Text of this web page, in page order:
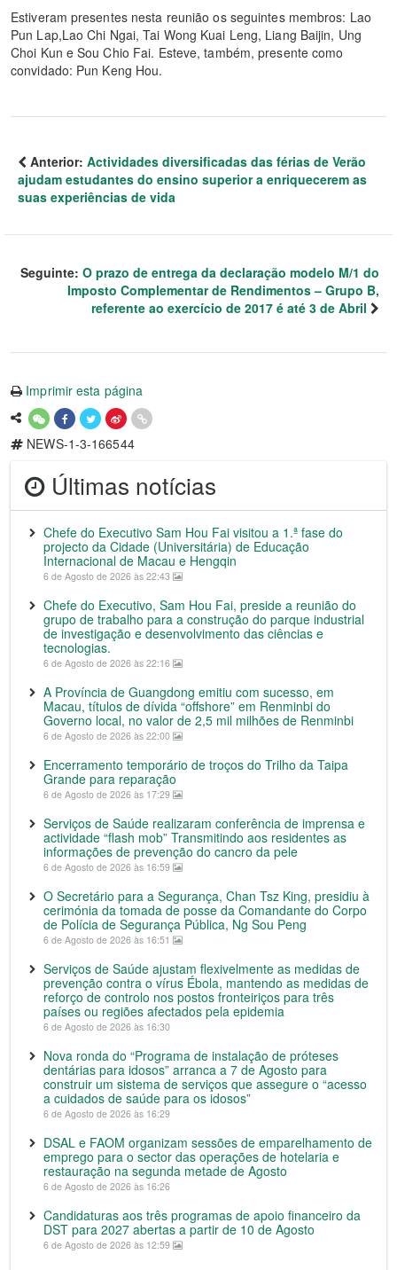
Estiveram presentes nesta reunião os seguintes membros: Lao
Pun Lap,Lao Chi Ngai, Tai Wong Kuai Leng, Liang Baijin, Ung
Choi Kun e Sou Chio Fai. Esteve, também, presente como
convidado: Pun Keng Hou.
Anterior: Actividades diversificadas das férias de Verão
ajudam estudantes do ensino superior a enriquecerem as
suas experiências de vida
Seguinte: O prazo de entrega da declaração modelo M/1 do
Imposto Complementar de Rendimentos – Grupo B,
referente ao exercício de 2017 é até 3 de Abril
Imprimir esta página
NEWS-1-3-166544
Últimas notícias
Chefe do Executivo Sam Hou Fai visitou a 1.ª fase do
projecto da Cidade (Universitária) de Educação
Internacional de Macau e Hengqin
6 de Agosto de 2026 às 22:43
Chefe do Executivo, Sam Hou Fai, preside a reunião do
grupo de trabalho para a construção do parque industrial
de investigação e desenvolvimento das ciências e
tecnologias.
6 de Agosto de 2026 às 22:16
A Província de Guangdong emitiu com sucesso, em
Macau, títulos de dívida “offshore” em Renminbi do
Governo local, no valor de 2,5 mil milhões de Renminbi
6 de Agosto de 2026 às 22:00
Encerramento temporário de troços do Trilho da Taipa
Grande para reparação
6 de Agosto de 2026 às 17:29
Serviços de Saúde realizaram conferência de imprensa e
actividade “flash mob” Transmitindo aos residentes as
informações de prevenção do cancro da pele
6 de Agosto de 2026 às 16:59
O Secretário para a Segurança, Chan Tsz King, presidiu à
cerimónia da tomada de posse da Comandante do Corpo
de Polícia de Segurança Pública, Ng Sou Peng
6 de Agosto de 2026 às 16:51
Serviços de Saúde ajustam flexivelmente as medidas de
prevenção contra o vírus Ébola, mantendo as medidas de
reforço de controlo nos postos fronteiriços para três
países ou regiões afectados pela epidemia
6 de Agosto de 2026 às 16:30
Nova ronda do “Programa de instalação de próteses
dentárias para idosos” arranca a 7 de Agosto para
construir um sistema de serviços que assegure o “acesso
a cuidados de saúde para os idosos”
6 de Agosto de 2026 às 16:29
DSAL e FAOM organizam sessões de emparelhamento de
emprego para o sector das operações de hotelaria e
restauração na segunda metade de Agosto
6 de Agosto de 2026 às 16:26
Candidaturas aos três programas de apoio financeiro da
DST para 2027 abertas a partir de 10 de Agosto
6 de Agosto de 2026 às 12:59